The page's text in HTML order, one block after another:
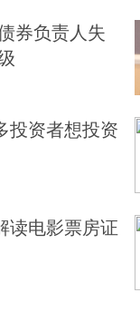
券负责人失
投资者想投资
读电影票房证